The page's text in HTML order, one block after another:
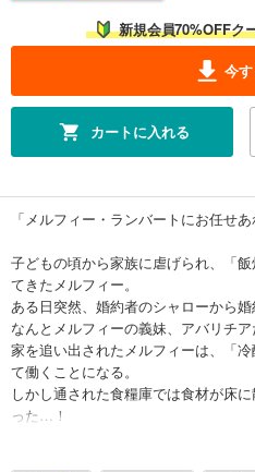
新規会員70%OFFク
今
カートに入れる
「メルフィー・ランバートにお任せあ
子どもの頃から家族に虐げられ、「
てきたメルフィー。
ある日突然、婚約者のシャローから
なんとメルフィーの義妹、アバリチ
家を追い出されたメルフィーは、「
て働くことになる。
しかし通された食糧庫では食材が床
った…！